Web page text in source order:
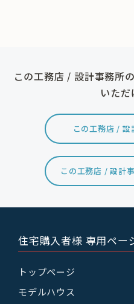
この工務店 / 設計事務所
いただ
この工務店 / 設
この工務店 / 設計
住宅購入者様 専用ペー
トップページ
モデルハウス